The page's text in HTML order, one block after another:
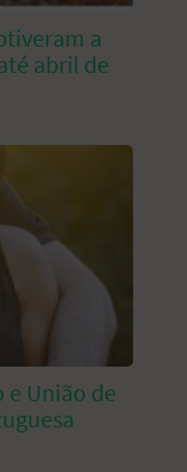
a
abril de
e União de